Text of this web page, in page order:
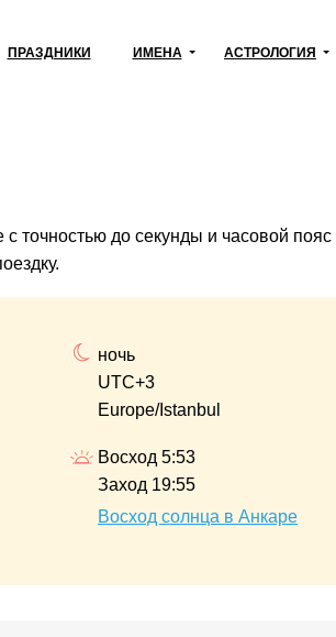
ПРАЗДНИКИ ИМЕНА АСТРОЛОГИЯ
точностью до секунды и часовой
ночь
UTC+3
Europe/Istanbul
Восход 5:53
Заход 19:55
Восход солнца в Анкаре